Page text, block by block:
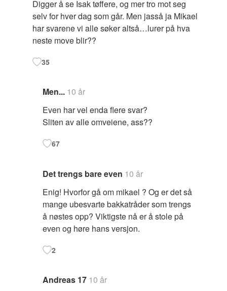
Digger å se Isak tøffere, og mer tro mot seg
selv for hver dag som går. Men jasså ja Mikael
har svarene vi alle søker altså…lurer på hva
neste move blir??
35
Men... 10 år
Even har vel enda flere svar?
Sliten av alle omveiene, ass??
67
Det trengs bare even 10 år
Enig! Hvorfor gå om mikael ? Og er det så
mange ubesvarte bakkatråder som trengs
å nøstes opp? Viktigste nå er å stole på
even og høre hans versjon.
2
Andreas 17 10 år